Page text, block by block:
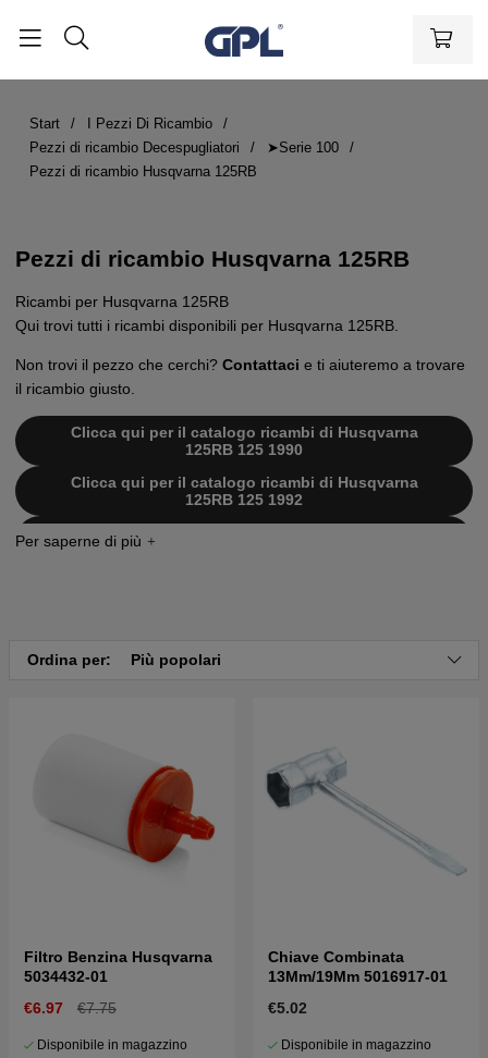
Start
I Pezzi Di Ricambio
Pezzi di ricambio Decespugliatori
➤Serie 100
Pezzi di ricambio Husqvarna 125RB
Pezzi di ricambio Husqvarna 125RB
Ricambi per Husqvarna 125RB
Qui trovi tutti i ricambi disponibili per Husqvarna 125RB.
Non trovi il pezzo che cerchi? Contattaci e ti aiuteremo a trovare
il ricambio giusto.
Clicca qui per il catalogo ricambi di Husqvarna
125RB 125 1990
Clicca qui per il catalogo ricambi di Husqvarna
125RB 125 1992
Clicca qui per il catalogo ricambi di Husqvarna
Ordina per: Più popolari
Filtro Benzina Husqvarna
5034432-01
€6.97
€7.75
Disponibile in magazzino
Chiave Combinata
13Mm/19Mm 5016917-01
€5.02
Disponibile in magazzino